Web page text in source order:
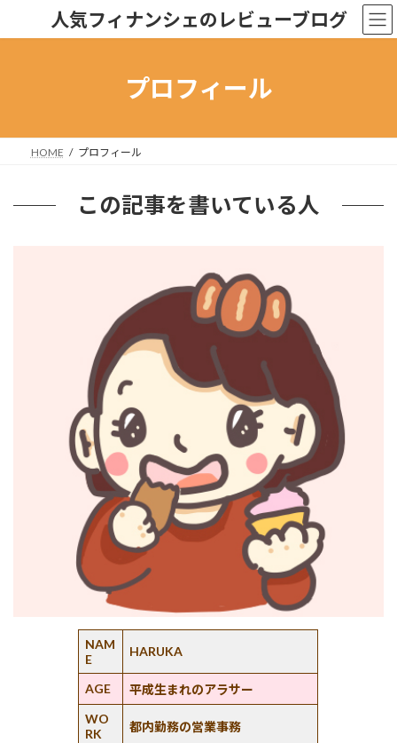
人気フィナンシェのレビューブログ
プロフィール
HOME プロフィール
この記事を書いている人
NAM
E
HARUKA
AGE
平成生まれのアラサー
WO
RK
都内勤務の営業事務